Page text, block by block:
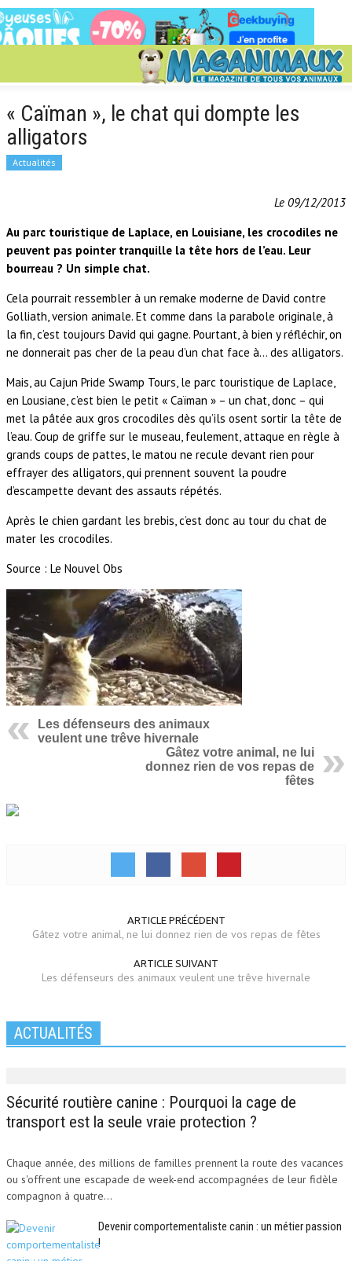
« Caïman », le chat qui dompte les
alligators
Actualités
Le 09/12/2013
Au parc touristique de Laplace, en Louisiane, les crocodiles ne
peuvent pas pointer tranquille la tête hors de l’eau. Leur
bourreau ? Un simple chat.
Cela pourrait ressembler à un remake moderne de David contre
Golliath, version animale. Et comme dans la parabole originale, à
la fin, c’est toujours David qui gagne. Pourtant, à bien y réfléchir, on
ne donnerait pas cher de la peau d’un chat face à… des alligators.
Mais, au Cajun Pride Swamp Tours, le parc touristique de Laplace,
en Lousiane, c’est bien le petit « Caïman » – un chat, donc – qui
met la pâtée aux gros crocodiles dès qu’ils osent sortir la tête de
l’eau. Coup de griffe sur le museau, feulement, attaque en règle à
grands coups de pattes, le matou ne recule devant rien pour
effrayer des alligators, qui prennent souvent la poudre
d’escampette devant des assauts répétés.
Après le chien gardant les brebis, c’est donc au tour du chat de
mater les crocodiles.
Source : Le Nouvel Obs
Les défenseurs des animaux
veulent une trêve hivernale
Gâtez votre animal, ne lui
donnez rien de vos repas de
fêtes
ARTICLE PRÉCÉDENT
Gâtez votre animal, ne lui donnez rien de vos repas de fêtes
ARTICLE SUIVANT
Les défenseurs des animaux veulent une trêve hivernale
ACTUALITÉS
Sécurité routière canine : Pourquoi la cage de
transport est la seule vraie protection ?
Chaque année, des millions de familles prennent la route des vacances
ou s'offrent une escapade de week-end accompagnées de leur fidèle
compagnon à quatre...
Devenir comportementaliste canin : un métier passion
!